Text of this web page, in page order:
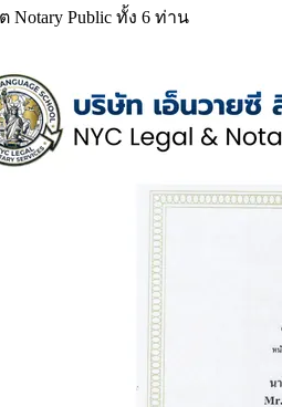
Public ทั้ง 6 ท่าน